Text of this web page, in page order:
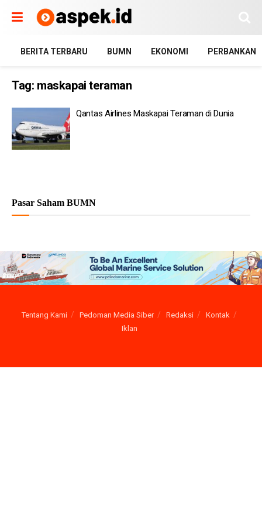
BERITA TERBARU BUMN EKONOMI PERBANKAN
Tag: maskapai teraman
Qantas Airlines Maskapai Teraman di Dunia
Pasar Saham BUMN
Tentang Kami Pedoman Media Siber Redaksi
Kontak
Iklan